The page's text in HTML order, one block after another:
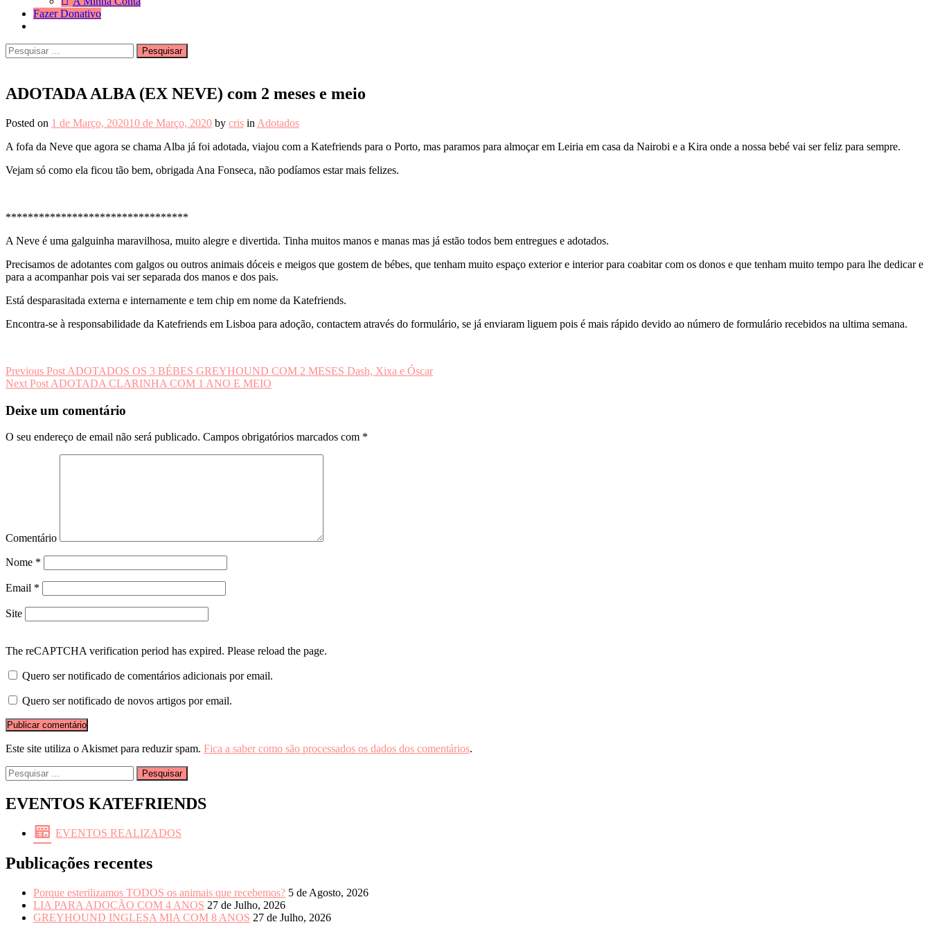
Fazer Donativo
Search
Pesquisar
por:
ADOTADA ALBA (EX NEVE) com 2 meses e meio
Posted on 1 de Março, 202010 de Março, 2020 by cris in Adotados
A fofa da Neve que agora se chama Alba já foi adotada, viajou com a Katefriends para o Porto, mas paramos para almoçar em Leiria em casa da Nairobi e a Kira onde a nossa bebé vai ser feliz para sempre.
Vejam só como ela ficou tão bem, obrigada Ana Fonseca, não podíamos estar mais felizes.
*********************************
A Neve é uma galguinha maravilhosa, muito alegre e divertida. Tinha muitos manos e manas mas já estão todos bem entregues e adotados.
Precisamos de adotantes com galgos ou outros animais dóceis e meigos que gostem de bébes, que tenham muito espaço exterior e interior para coabitar com os donos e que tenham muito tempo para lhe dedicar e
para a acompanhar pois vai ser separada dos manos e dos pais.
Está desparasitada externa e internamente e tem chip em nome da Katefriends.
Encontra-se à responsabilidade da Katefriends em Lisboa para adoção, contactem através do formulário, se já enviaram liguem pois é mais rápido devido ao número de formulário recebidos na ultima semana.
Navegação
de
artigos
Previous Post ADOTADOS OS 3 BÉBES GREYHOUND COM 2 MESES Dash, Xixa e Óscar
Next Post ADOTADA CLARINHA COM 1 ANO E MEIO
Deixe um comentário
O seu endereço de email não será publicado. Campos obrigatórios marcados com *
Comentário
Nome *
Email *
Site
The reCAPTCHA verification period has expired. Please reload the page.
Quero ser notificado de comentários adicionais por email.
Quero ser notificado de novos artigos por email.
Este site utiliza o Akismet para reduzir spam. Fica a saber como são processados os dados dos comentários.
Pesquisar
por:
EVENTOS KATEFRIENDS
EVENTOS REALIZADOS
Publicações recentes
Porque esterilizamos TODOS os animais que recebemos? 5 de Agosto, 2026
LIA PARA ADOÇÃO COM 4 ANOS 27 de Julho, 2026
GREYHOUND INGLESA MIA COM 8 ANOS 27 de Julho, 2026